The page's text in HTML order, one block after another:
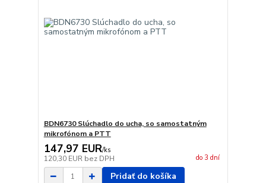
BDN6730 Slúchadlo do ucha, so samostatným
mikrofónom a PTT
147,97 EUR/ks
120,30 EUR bez DPH do 3 dní
Pridať do košíka